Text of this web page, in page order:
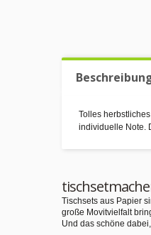
Tolles
individuelle Note.
Tischsets aus Papier
große Movitvielfalt
Und das schöne